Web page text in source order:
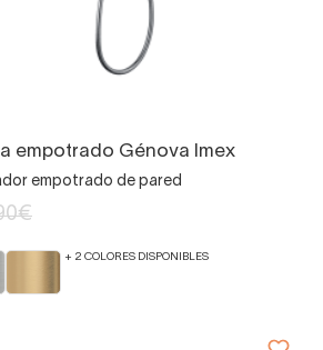
empotrado Génova Imex
empotrado de pared
+ 2 COLORES DISPONIBLES